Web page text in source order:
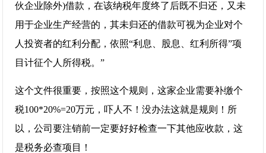
伙企业除外)借款，在该纳税年度终了后既不归还，又未
用于企业生产经营的，其未归还的借款可视为企业对个
人投资者的红利分配，依照“利息、股息、红利所得”项
目计征个人所得税。”
这个文件很重要，按照这个规则，这家企业需要补缴个
税100*20%=20万元，吓人不！没办法这就是规则！所
以，公司要注销前一定要好好检查一下其他应收款，这
是税务必查项目！